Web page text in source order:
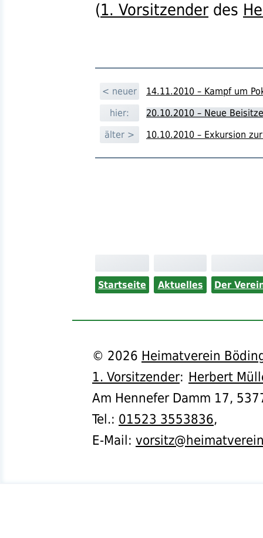
(1. Vorsitzender des
< neuer
14.11.2010 – Kampf um
hier:
20.10.2010 – Neue
älter >
10.10.2010 – Exkursion
Startseite Aktuelles Der
© 2026 Heimatverein
1. Vorsitzender: Herbert
Am Hennefer Damm 17,
Tel.: 01523 3553836,
E-Mail: